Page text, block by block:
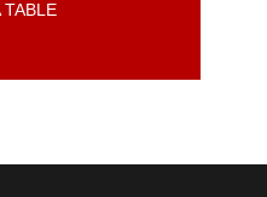
TABLE